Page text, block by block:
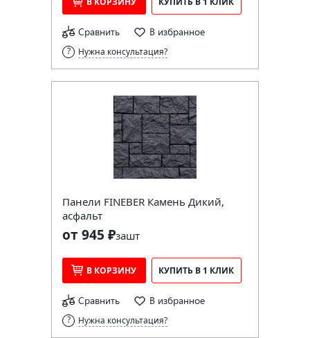
Сравнить В избранное
Нужна консультация?
Панели FINEBER Камень Дикий,
асфальт
от 945 ₽зашт
В КОРЗИНУ КУПИТЬ В 1 КЛИК
Сравнить В избранное
Нужна консультация?